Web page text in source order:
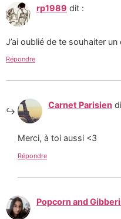
rp1989 dit :
J’ai oublié de te souhaiter
Répondre
Carnet Parisien
Merci, à toi aussi <3
Répondre
Popcorn and